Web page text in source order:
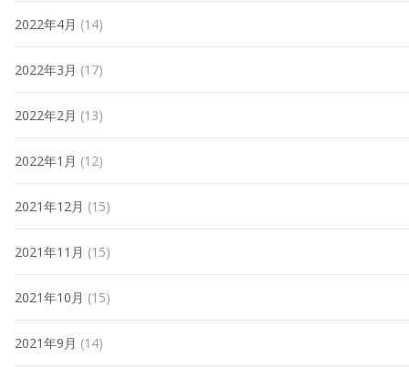
2022年4月 (14)
2022年3月 (17)
2022年2月 (13)
2022年1月 (12)
2021年12月 (15)
2021年11月 (15)
2021年10月 (15)
2021年9月 (14)